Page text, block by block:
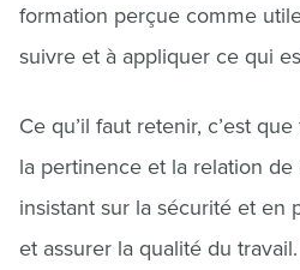
formation perçue comme
suivre et à appliquer ce qui
Ce qu’il faut retenir, c’est
la pertinence et la relation
insistant sur la sécurité et en
et assurer la qualité du